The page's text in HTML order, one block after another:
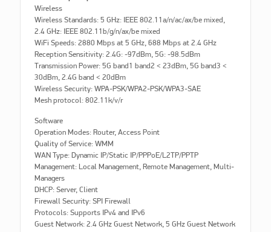
Wireless
Wireless Standards: 5 GHz: IEEE 802.11a/n/ac/ax/be mixed,
2.4 GHz: IEEE 802.11b/g/n/ax/be mixed
WiFi Speeds: 2880 Mbps at 5 GHz, 688 Mbps at 2.4 GHz
Reception Sensitivity: 2.4G: -97dBm, 5G: -98.5dBm
Transmission Power: 5G band1 band2 < 23dBm, 5G band3 <
30dBm, 2.4G band < 20dBm
Wireless Security: WPA-PSK/WPA2-PSK/WPA3-SAE
Mesh protocol: 802.11k/v/r
Software
Operation Modes: Router, Access Point
Quality of Service: WMM
WAN Type: Dynamic IP/Static IP/PPPoE/L2TP/PPTP
Management: Local Management, Remote Management, Multi-
Managers
DHCP: Server, Client
Firewall Security: SPI Firewall
Protocols: Supports IPv4 and IPv6
Guest Network: 2.4 GHz Guest Network, 5 GHz Guest Network